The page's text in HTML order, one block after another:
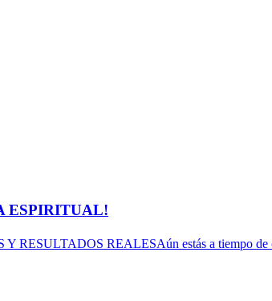
ESPIRITUAL!
RESULTADOS REALESAún estás a tiempo